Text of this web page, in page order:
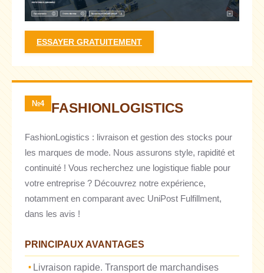
ESSAYER GRATUITEMENT
№4 FASHIONLOGISTICS
FashionLogistics : livraison et gestion des stocks pour
les marques de mode. Nous assurons style, rapidité et
continuité ! Vous recherchez une logistique fiable pour
votre entreprise ? Découvrez notre expérience,
notamment en comparant avec UniPost Fulfillment,
dans les avis !
PRINCIPAUX AVANTAGES
Livraison rapide. Transport de marchandises